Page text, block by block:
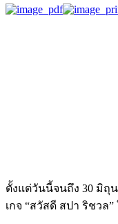
สนใจสอบถามรายละเอี
ติดตามข่าวสารของสป